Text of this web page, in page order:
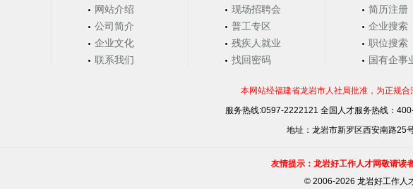
网站介绍
公司简介
企业文化
联系我们
现场招聘会
普工专区
残疾人就业
找回密码
简历注册
企业搜索
职位搜索
国有企事
本网站经福建省龙岩市人社局批准，为正规
服务热线:0597-2222121 全国人才服务热线：
地址：龙岩市新罗区西安南路25
友情提示：龙岩好工作人才网敬请读
©2006-2026 龙岩好工作人